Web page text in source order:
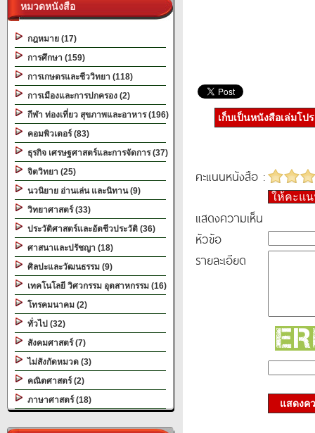
หมวดหนังสือ
กฎหมาย (17)
การศึกษา (159)
การเกษตรและชีววิทยา (118)
การเมืองและการปกครอง (2)
กีฬา ท่องเที่ยว สุขภาพและอาหาร (196)
คอมพิวเตอร์ (83)
ธุรกิจ เศรษฐศาสตร์และการจัดการ (37)
จิตวิทยา (25)
นวนิยาย อ่านเล่น และนิทาน (9)
วิทยาศาสตร์ (33)
ประวัติศาสตร์และอัตชีวประวัติ (36)
ศาสนาและปรัชญา (18)
ศิลปะและวัฒนธรรม (9)
เทคโนโลยี วิศวกรรม อุตสาหกรรม (16)
โทรคมนาคม (2)
ทั่วไป (32)
สังคมศาสตร์ (7)
ไม่สังกัดหมวด (3)
คณิตศาสตร์ (2)
ภาษาศาสตร์ (18)
เก็บเป็นหนังสือเล่มโป
คะแนนหนังสือ :
ให้คะแ
แสดงความเห็น
หัวข้อ
รายละเอียด
แสดงค